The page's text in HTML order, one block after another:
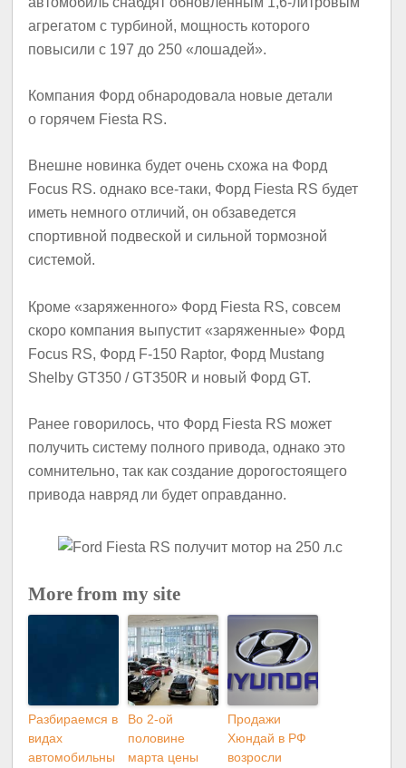
агрегатом с турбиной, мощность которого
повысили с 197 до 250 «лошадей».
Компания Форд обнародовала новые детали
о горячем Fiesta RS.
Внешне новинка будет очень схожа на Форд
Focus RS. однако все-таки, Форд Fiesta RS будет
иметь немного отличий, он обзаведется
спортивной подвеской и сильной тормозной
системой.
Кроме «заряженного» Форд Fiesta RS, совсем
скоро компания выпустит «заряженные» Форд
Focus RS, Форд F-150 Raptor, Форд Mustang
Shelby GT350 / GT350R и новый Форд GT.
Ранее говорилось, что Форд Fiesta RS может
получить систему полного привода, однако это
сомнительно, так как создание дорогостоящего
привода навряд ли будет оправданно.
More from my site
Разбираемся в
видах
автомобильны
Во 2-ой
половине
марта цены
Продажи
Хюндай в РФ
возросли